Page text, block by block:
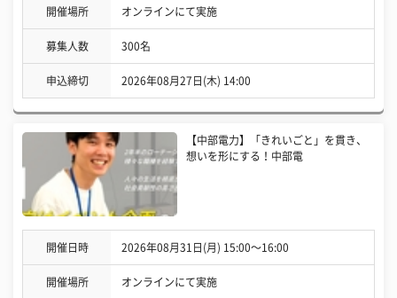
開催場所 オンラインにて実施
募集人数 300名
申込締切 2026年08月27日(木) 14:00
【中部電力】「きれいごと」を貫き、
想いを形にする！中部電
開催日時 2026年08月31日(月) 15:00〜16:00
開催場所 オンラインにて実施